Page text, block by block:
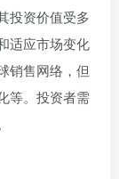
投资价值受多
适应市场变化
销售网络，但
等。投资者需